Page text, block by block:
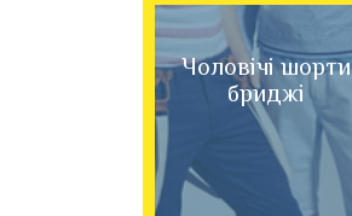
Чоловічі шорти
бриджі